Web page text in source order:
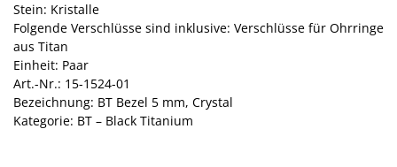
Stein: Kristalle
Folgende Verschlüsse sind inklusive: Verschlüsse für Ohrringe
aus Titan
Einheit: Paar
Art.-Nr.: 15-1524-01
Bezeichnung: BT Bezel 5 mm, Crystal
Kategorie: BT – Black Titanium